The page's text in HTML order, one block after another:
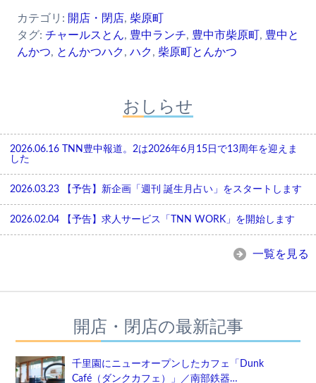
カテゴリ: 開店・閉店, 柴原町
タグ: チャールスとん, 豊中ランチ, 豊中市柴原町 , 豊中と
んかつ, とんかつハク, ハク, 柴原町とんかつ
おしらせ
2026.06.16
TNN豊中報道。2は2026年6月15日で13周年を迎えま
した
2026.03.23 【予告】新企画「週刊 誕生月占い」をスタートします
2026.02.04 【予告】求人サービス「TNN WORK」を開始します
一覧を見る
開店・閉店の最新記事
千里園にニューオープンしたカフェ「Dunk
Café（ダンクカフェ）」／南部鉄器…